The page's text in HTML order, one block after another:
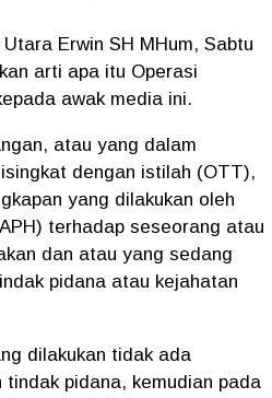
Erwin SH MHum, Sabtu
arti apa itu Operasi
awak media ini.
atau yang dalam
dengan istilah (OTT),
yang dilakukan oleh
terhadap seseorang atau
dan atau yang sedang
pidana atau kejahatan
dilakukan tidak ada
pidana, kemudian pada